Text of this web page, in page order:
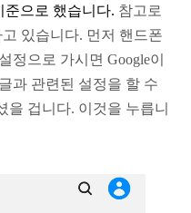
준으로 했습니다. 참고로
있습니다. 먼저 핸드폰
정으로 가시면 Google이
과 관련된 설정을 할 수
을 겁니다. 이것을 누릅니